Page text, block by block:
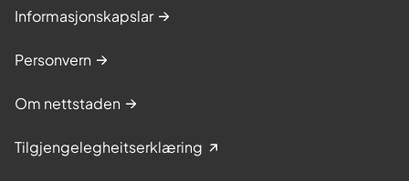
Informasjonskapslar
Personvern
Om nettstaden
Tilgjengelegheitserklæring